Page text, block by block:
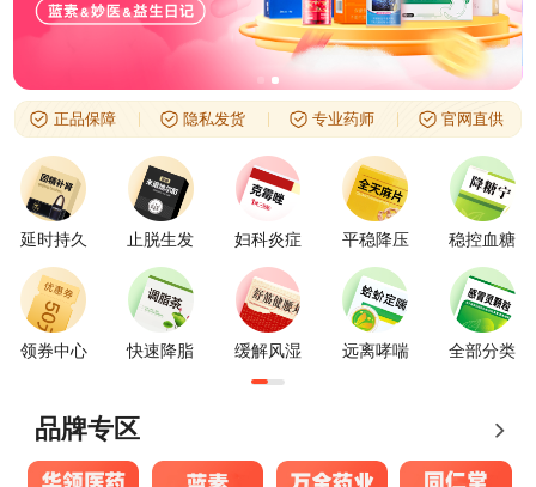
正品保障 隐私发货 专业药师 官网直供
延时持久 止脱生发 妇科炎症 平稳降压 稳控血糖
领券中心 快速降脂 缓解风湿 远离哮喘 全部分类
品牌专区